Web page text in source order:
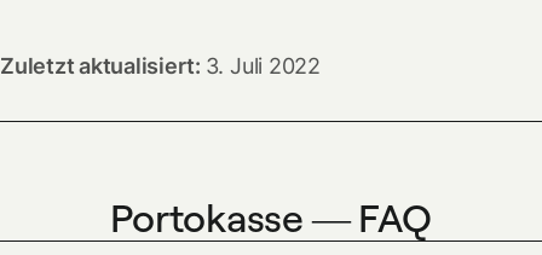
Zuletzt aktualisiert: 3. Juli 2022
Portokasse — FAQ